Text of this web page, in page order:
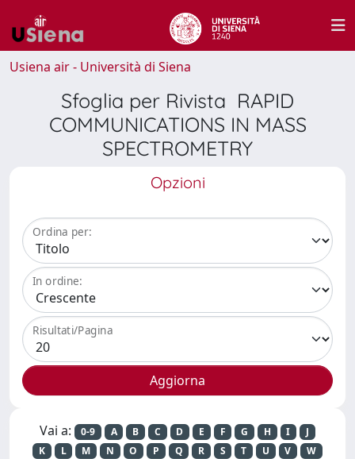
Usiena air - Università di Siena
Sfoglia per Rivista RAPID
COMMUNICATIONS IN MASS
SPECTROMETRY
Opzioni
Ordina per:
In ordine:
Risultati/Pagina
Vai a: 0-9 A B C D E F G H I
J
K
L M N O P Q R S T U V
W